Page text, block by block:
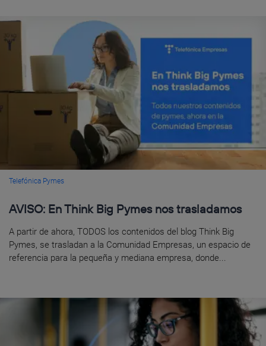
Telefónica Pymes
AVISO: En Think Big Pymes nos trasladamos
A partir de ahora, TODOS los contenidos del blog Think Big
Pymes, se trasladan a la Comunidad Empresas, un espacio de
referencia para la pequeña y mediana empresa, donde...